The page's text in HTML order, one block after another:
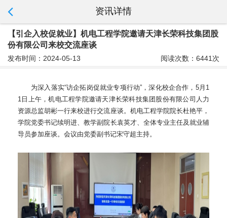
资讯详情
【引企入校促就业】机电工程学院邀请天津长荣科技集团股
份有限公司来校交流座谈
发布时间：2024-05-13 阅读次数：6441次
为深入落实“访企拓岗促就业专项行动”，深化校企合作，5月1
1日上午，机电工程学院邀请天津长荣科技集团股份有限公司人力
资源总监胡彬一行来校进行交流座谈。机电工程学院院长杜艳平，
学院党委书记续明进、教学副院长袁英才、全体专业主任及就业辅
导员参加座谈。会议由党委副书记宋守超主持。